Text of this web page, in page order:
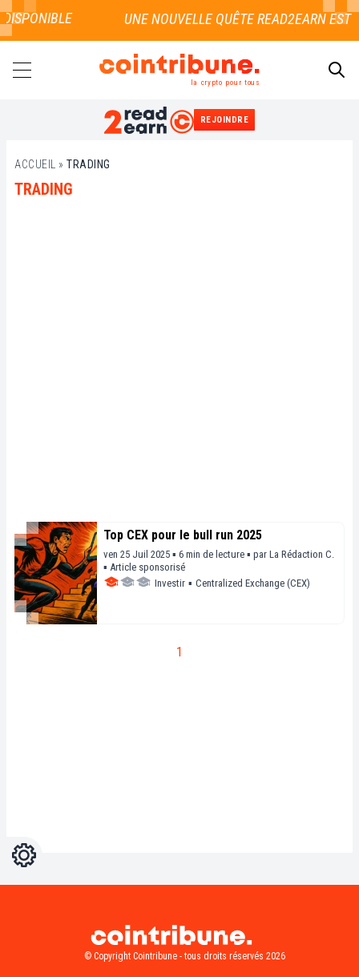
la crypto pour tous
REJOINDRE
ACCUEIL » TRADING
TRADING
Top CEX pour le bull run 2025
ven 25 Juil 2025 ▪ 6 min de lecture ▪ par La Rédaction C.
▪ Article sponsorisé
Investir ▪ Centralized Exchange (CEX)
1
Réglages
© Copyright Cointribune - tous droits réservés 2026